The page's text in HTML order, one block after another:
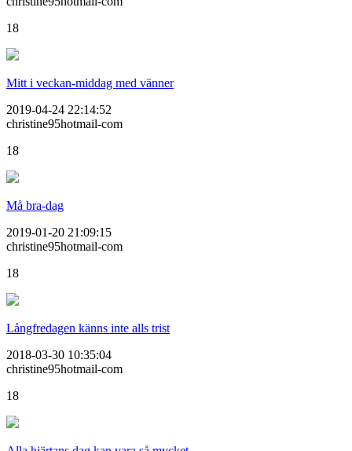
18
Mitt i veckan-middag med vänner
2019-04-24 22:14:52
christine95hotmail-com
18
Må bra-dag
2019-01-20 21:09:15
christine95hotmail-com
18
Långfredagen känns inte alls trist
2018-03-30 10:35:04
christine95hotmail-com
18